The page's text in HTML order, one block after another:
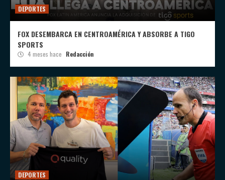
DEPORTES
FOX DESEMBARCA EN CENTROAMÉRICA Y ABSORBE A TIGO
SPORTS
4 meses hace Redacción
DEPORTES